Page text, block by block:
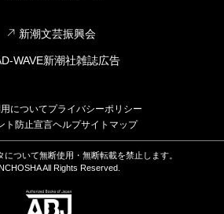
新潮文芸振興会
WAVE新潮社雑誌広告
についてプライバシーポリシー
ト防止宣言ヘルプサイトマップ
ついて無断使用・無断転載を禁止します。
All Rights Reserved.